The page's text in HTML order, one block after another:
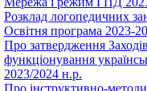
Розклад логопедичних
Освітня програма 2023-
Про затвердження
функціонування
2023/2024 н.р.
Про інструктивно-